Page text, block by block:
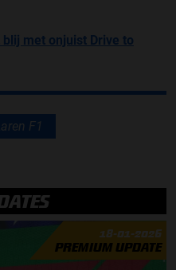
blij met onjuist Drive to
F1
18-01-2026
PREMIUM UPDATE